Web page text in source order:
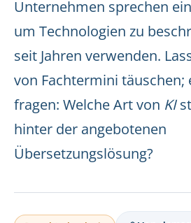
Unternehmen sprechen
um Technologien zu
seit Jahren verwenden.
von Fachtermini täuschen;
fragen: Welche Art von KI
hinter der angebotenen
Übersetzungslösung?